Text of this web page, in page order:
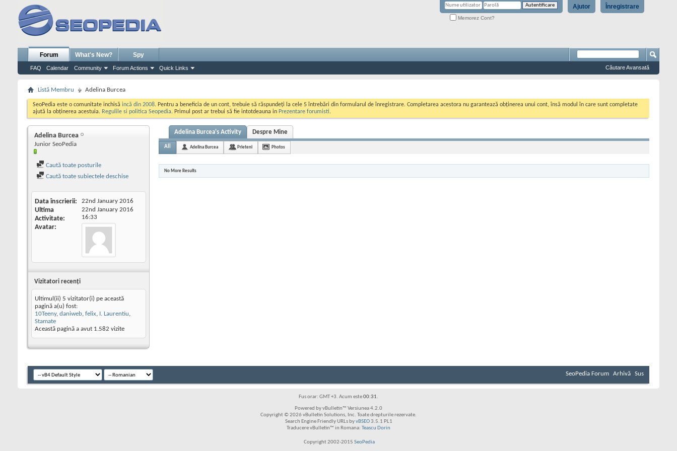
Înregistrare
Ajutor
Memorez Cont?
Forum
FAQ Calendar Community Forum Actions Quick Links
What's New? Spy
Căutare Avansată
Listă Membru Adelina Burcea
SeoPedia este o comunitate inchisă incă din 2008. Pentru a beneficia de un cont, trebuie să răspundeți la cele 5 întrebări din formularul de înregistrare. Completarea acestora nu garantează obținerea unui cont, însă modul în care sunt completate
ajută la obținerea acestuia. Regulile si politica Seopedia. Primul post ar trebui să fie intotdeauna in Prezentare forumisti.
Adelina Burcea
Junior SeoPedia
Caută toate posturile
Caută toate subiectele deschise
Data înscrierii 22nd January 2016
Ultima
Activitate
22nd January 2016
16:33
Avatar
Vizitatori recenţi
Ultimul(ii) 5 vizitator(i) pe această
pagină a(u) fost:
10Teeny, daniweb, felix, I. Laurentiu,
Stamate
Această pagină a avut 1.582 vizite
Adelina Burcea's Activity Despre Mine
All Adelina Burcea Prieteni Photos
No More Results
SeoPedia Forum Arhivă Sus
Fus orar: GMT +3. Acum este00:31.
Powered by vBulletin™ Versiunea 4.2.0
Copyright © 2026 vBulletin Solutions, Inc. Toate drepturile rezervate.
Search Engine Friendly URLs byvBSEO3.5.1 PL1
Traducere vBulletin™ in Romana: Teascu Dorin
Copyright 2002-2015 SeoPedia